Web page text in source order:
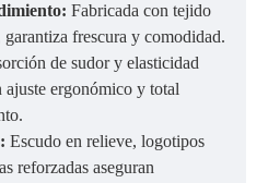
Fabricada con tejido
frescura y comodidad.
de sudor y elasticidad
ajuste ergonómico y total
Escudo en relieve, logotipos
reforzadas aseguran